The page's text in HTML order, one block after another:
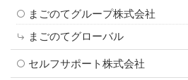
まごのてグループ株式会社
まごのてグローバル
セルフサポート株式会社